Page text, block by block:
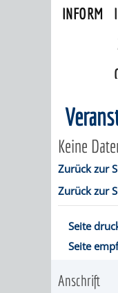
INFOS
ZUR
UKRAINE
Keine
Zurück zur
Zurück zur
Seite
Seite
Anschrift